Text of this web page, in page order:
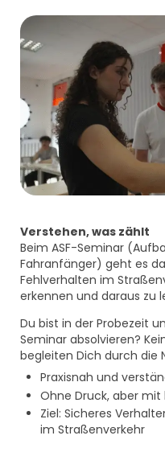
Verstehen, was zählt
Beim ASF-Seminar
Fahranfänger) geht es
Fehlverhalten im
erkennen und daraus zu
Du bist in der Probezeit
Seminar absolvieren?
begleiten Dich durch die
Praxisnah und
Ohne Druck, aber mit
Ziel: Sicheres
im Straßenverkehr